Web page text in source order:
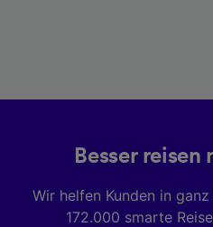
Besser
Wir helfen Kunden in
172.000 smarte